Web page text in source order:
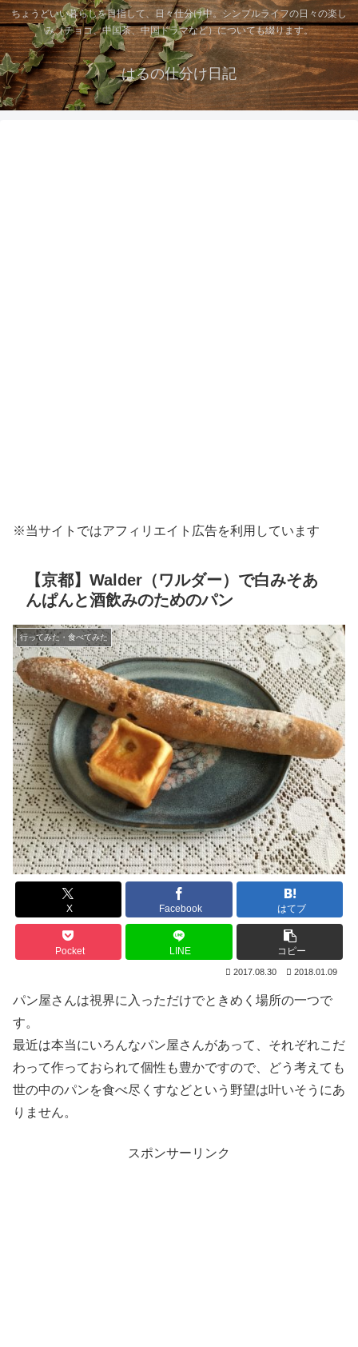
ちょうどいい暮らしを目指して、日々仕分け中。シンプルライフの日々の楽し
み（チョコ、中国茶、中国ドラマなど）についても綴ります。
はるの仕分け日記
※当サイトではアフィリエイト広告を利用しています
【京都】Walder（ワルダー）で白みそあ
んぱんと酒飲みのためのパン
行ってみた・食べてみた
X Facebook はてブ
Pocket LINE コピー
2017.08.30 2018.01.09
パン屋さんは視界に入っただけでときめく場所の一つで
す。
最近は本当にいろんなパン屋さんがあって、それぞれこだ
わって作っておられて個性も豊かですので、どう考えても
世の中のパンを食べ尽くすなどという野望は叶いそうにあ
りません。
スポンサーリンク